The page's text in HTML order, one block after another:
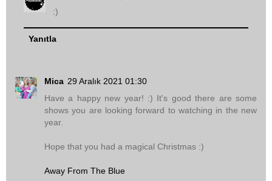
:)
Yanıtla
Mica 29 Aralık 2021 01:30
Have a happy new year! :) It's good there are some
shows you are looking forward to watching in the new
year.
Hope that you had a magical Christmas :)
Away From The Blue